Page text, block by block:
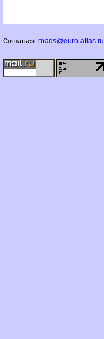
Связаться: roads@euro-atlas.ru